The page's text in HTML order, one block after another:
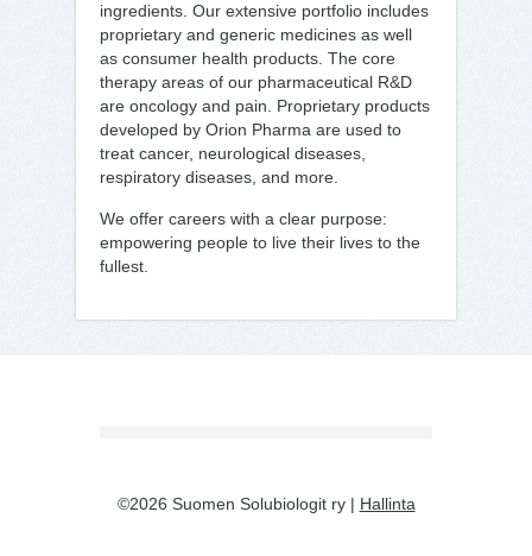
ingredients. Our extensive portfolio includes
proprietary and generic medicines as well
as consumer health products. The core
therapy areas of our pharmaceutical R&D
are oncology and pain. Proprietary products
developed by Orion Pharma are used to
treat cancer, neurological diseases,
respiratory diseases, and more.
We offer careers with a clear purpose:
empowering people to live their lives to the
fullest.
©2026 Suomen Solubiologit ry | Hallinta